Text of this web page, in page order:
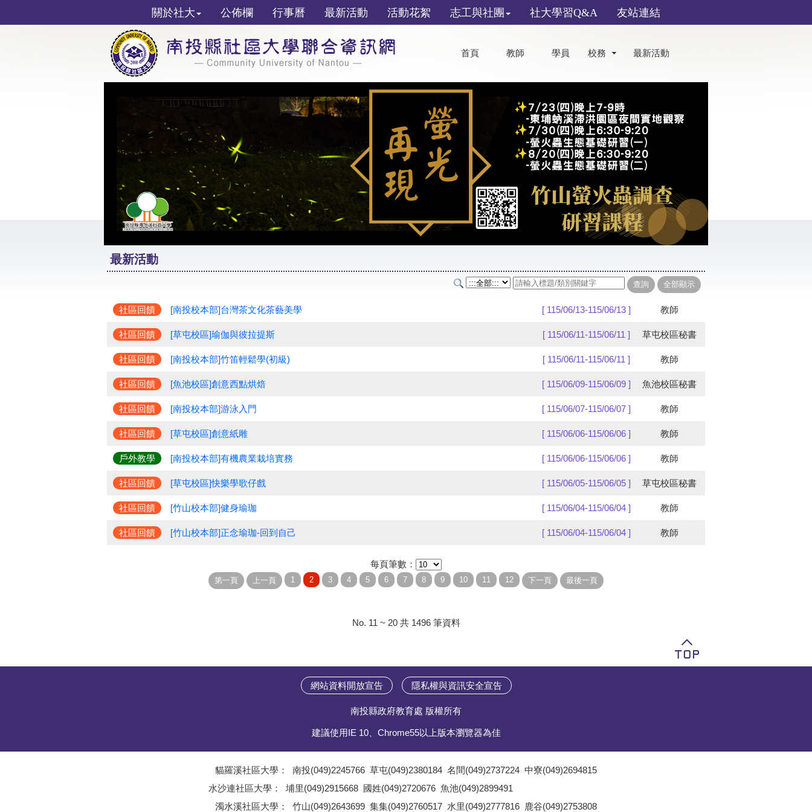
關於社大 公佈欄 行事曆 最新活動 活動花絮 志工與社團 社大學習Q&A 友站連結
首頁 教師 學員 校務 最新活動
最新活動
社區回饋 [南投校本部]台灣茶文化茶藝美學 [ 115/06/13-115/06/13 ] 教師
社區回饋 [草屯校區]瑜伽與彼拉提斯 [ 115/06/11-115/06/11 ] 草屯校區秘書
社區回饋 [南投校本部]竹笛輕鬆學(初級) [ 115/06/11-115/06/11 ] 教師
社區回饋 [魚池校區]創意西點烘焙 [ 115/06/09-115/06/09 ] 魚池校區秘書
社區回饋 [南投校本部]游泳入門 [ 115/06/07-115/06/07 ] 教師
社區回饋 [草屯校區]創意紙雕 [ 115/06/06-115/06/06 ] 教師
戶外教學 [南投校本部]有機農業栽培實務 [ 115/06/06-115/06/06 ] 教師
社區回饋 [草屯校區]快樂學歌仔戲 [ 115/06/05-115/06/05 ] 草屯校區秘書
社區回饋 [竹山校本部]健身瑜珈 [ 115/06/04-115/06/04 ] 教師
社區回饋 [竹山校本部]正念瑜珈-回到自己 [ 115/06/04-115/06/04 ] 教師
每頁筆數：
No. 11 ~ 20 共 1496 筆資料
網站資料開放宣告 隱私權與資訊安全宣告
南投縣政府教育處 版權所有
建議使用IE 10、Chrome55以上版本瀏覽器為佳
貓羅溪社區大學： 南投(049)2245766 草屯(049)2380184 名間(049)2737224 中寮(049)2694815
水沙連社區大學： 埔里(049)2915668 國姓(049)2720676 魚池(049)2899491
濁水溪社區大學： 竹山(049)2643699 集集(049)2760517 水里(049)2777816 鹿谷(049)2753808